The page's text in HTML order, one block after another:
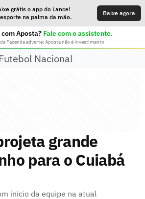
grátis o app do Lance!
na palma da mão.
Baixe agora
Aposta? Fale com o assistente.
Fazenda adverte: Aposta não é investimento
Nacional
grande
para o Cuiabá
início da equipe na atual